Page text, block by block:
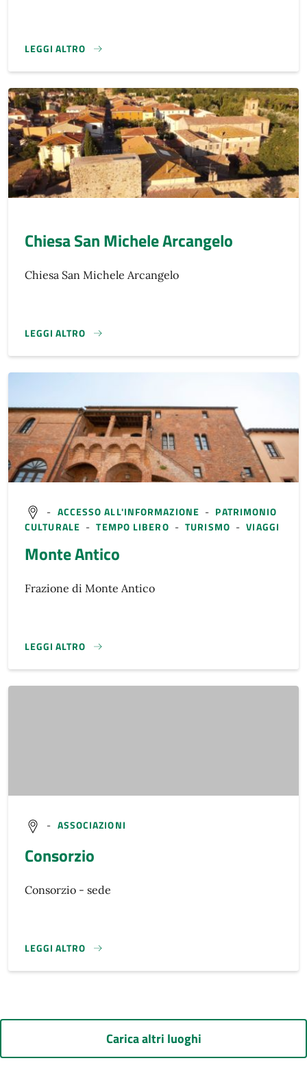
LEGGI ALTRO
}
Chiesa San Michele Arcangelo
Chiesa San Michele Arcangelo
LEGGI ALTRO
}
- ACCESSO ALL'INFORMAZIONE - PATRIMONIO
CULTURALE -TEMPO LIBERO -TURISMO -VIAGGI
Monte Antico
Frazione di Monte Antico
LEGGI ALTRO
}
- ASSOCIAZIONI
Consorzio
Consorzio - sede
LEGGI ALTRO
}
Carica altri luoghi